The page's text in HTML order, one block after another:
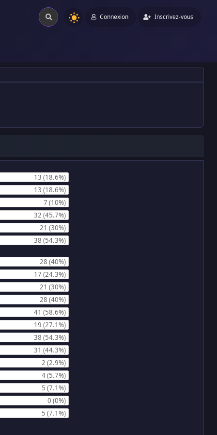
Connexion Inscrivez-vous
13 (18.6%)
13 (18.6%)
7 (10%)
32 (45.7%)
21 (30%)
38 (54.3%)
28 (40%)
17 (24.3%)
21 (30%)
28 (40%)
41 (58.6%)
19 (27.1%)
38 (54.3%)
31 (44.3%)
2 (2.9%)
4 (5.7%)
5 (7.1%)
0 (0%)
5 (7.1%)